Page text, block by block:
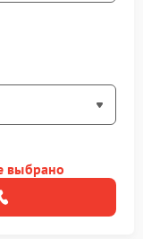
выбрано